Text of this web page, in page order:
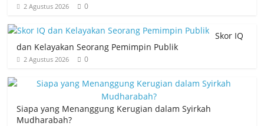
2 Agustus 2026 0
Skor IQ
dan Kelayakan Seorang Pemimpin Publik
2 Agustus 2026 0
Siapa yang Menanggung Kerugian dalam Syirkah
Mudharabah?